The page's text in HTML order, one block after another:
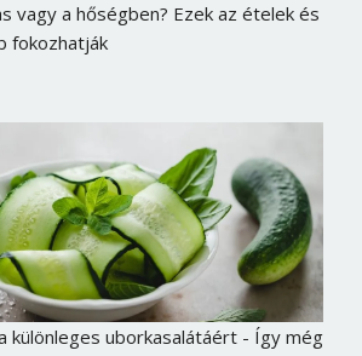
vagy a hőségben? Ezek az ételek és
fokozhatják
különleges uborkasalátáért - Így még